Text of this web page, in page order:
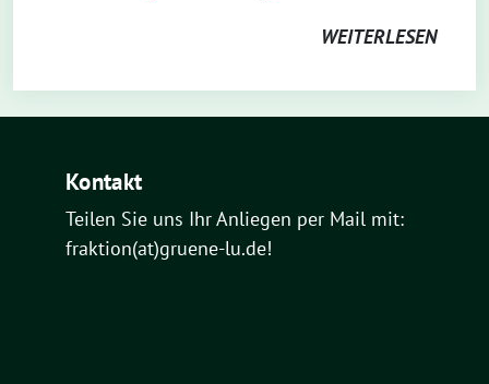
WEITERLESEN
Kontakt
Teilen Sie uns Ihr Anliegen per Mail mit:
fraktion(at)gruene-lu.de!